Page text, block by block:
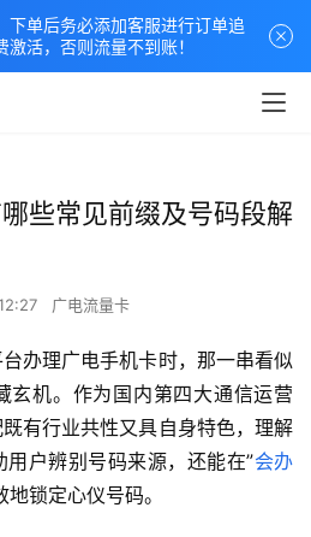
些常见前缀及号码段解
广电流量卡
办理广电手机卡时，那一串看似
玄机。作为国内第四大通信运营
有行业共性又具自身特色，理解
户辨别号码来源，还能在”会办
锁定心仪号码。
下单后务必添加客服进行订单追
活，否则流量不到账！